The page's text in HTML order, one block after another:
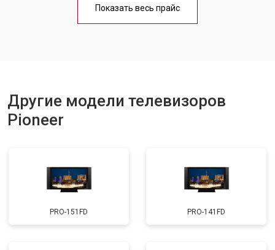
Ремонт блока управления от 3100 ₽
Прошивка от 3900 ₽ Заказать
Замена трансформаторов
подсветки
Показать весь прайс
Другие модели телевизоров
Pioneer
PRO-151FD PRO-141FD